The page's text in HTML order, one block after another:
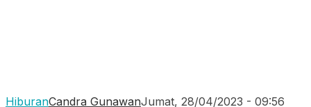
HiburanCandra GunawanJumat, 28/04/2023 - 09:56